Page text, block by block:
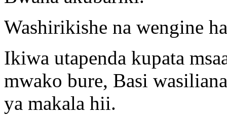
Washirikishe na wengine
Ikiwa utapenda kupata
mwako bure, Basi
ya makala hii.